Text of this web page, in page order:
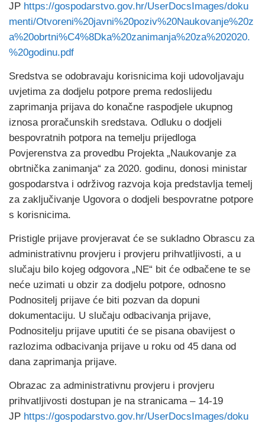
JP https://gospodarstvo.gov.hr/UserDocsImages/doku
menti/Otvoreni%20javni%20poziv%20Naukovanje%20z
a%20obrtni%C4%8Dka%20zanimanja%20za%202020.
%20godinu.pdf
Sredstva se odobravaju korisnicima koji udovoljavaju
uvjetima za dodjelu potpore prema redoslijedu
zaprimanja prijava do konačne raspodjele ukupnog
iznosa proračunskih sredstava. Odluku o dodjeli
bespovratnih potpora na temelju prijedloga
Povjerenstva za provedbu Projekta „Naukovanje za
obrtnička zanimanja“ za 2020. godinu, donosi ministar
gospodarstva i održivog razvoja koja predstavlja temelj
za zaključivanje Ugovora o dodjeli bespovratne potpore
s korisnicima.
Pristigle prijave provjeravat će se sukladno Obrascu za
administrativnu provjeru i provjeru prihvatljivosti, a u
slučaju bilo kojeg odgovora „NE“ bit će odbačene te se
neće uzimati u obzir za dodjelu potpore, odnosno
Podnositelj prijave će biti pozvan da dopuni
dokumentaciju. U slučaju odbacivanja prijave,
Podnositelju prijave uputiti će se pisana obavijest o
razlozima odbacivanja prijave u roku od 45 dana od
dana zaprimanja prijave.
Obrazac za administrativnu provjeru i provjeru
prihvatljivosti dostupan je na stranicama – 14-19
JP https://gospodarstvo.gov.hr/UserDocsImages/doku